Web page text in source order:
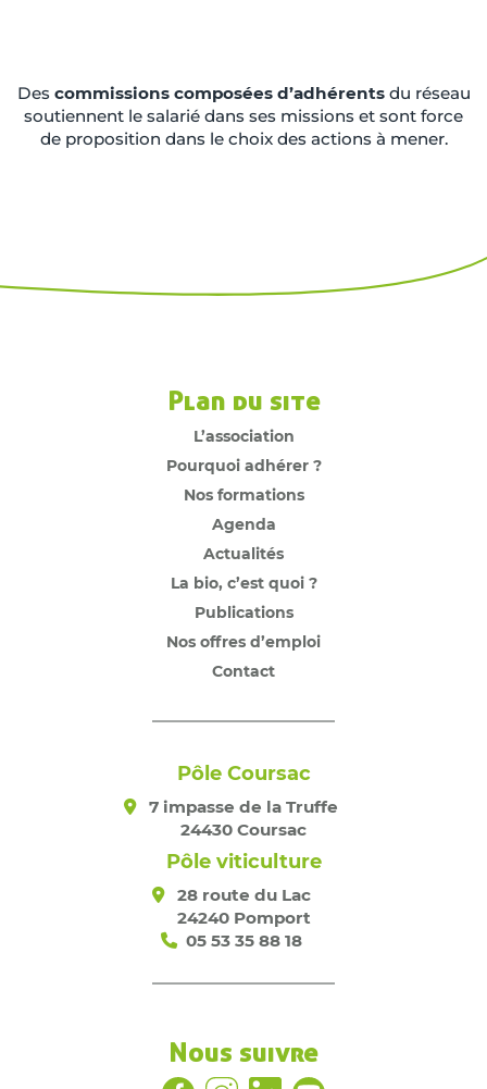
Des commissions composées d’adhérentsdu réseau
soutiennent le salarié dans ses missions et sont force
de proposition dans le choix des actions à mener.
Plan du site
L’association
Pourquoi adhérer ?
Nos formations
Agenda
Actualités
La bio, c’est quoi ?
Publications
Nos offres d’emploi
Contact
Pôle Coursac
7 impasse de la Truffe
24430 Coursac
Pôle viticulture
28 route du Lac
24240 Pomport
05 53 35 88 18
Nous suivre